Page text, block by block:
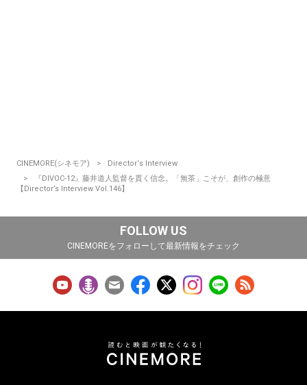
CINEMORE(シネモア)
Director‘s Interview
『DIVOC-12』藤井道人監督を貫く信念。「無茶」こそが、創作の極意
【Director’s Interview Vol.146】
FOLLOW US
CINEMOREをフォローして最新情報をチェック